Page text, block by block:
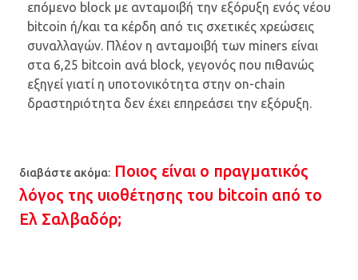
επόμενο block με ανταμοιβή την εξόρυξη ενός νέου
bitcoin ή/και τα κέρδη από τις σχετικές χρεώσεις
συναλλαγών. Πλέον η ανταμοιβή των miners είναι
στα 6,25 bitcoin ανά block, γεγονός που πιθανώς
εξηγεί γιατί η υποτονικότητα στην on-chain
δραστηριότητα δεν έχει επηρεάσει την εξόρυξη.
διαβάστε ακόμα: Ποιος είναι ο πραγματικός
λόγος της υιοθέτησης του bitcoin από το
Ελ Σαλβαδόρ;